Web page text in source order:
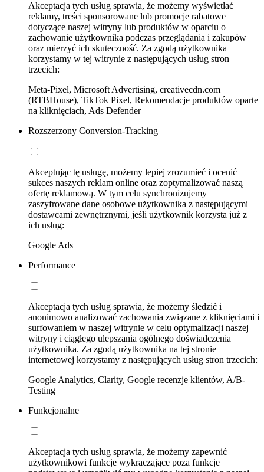
Akceptacja tych usług sprawia, że możemy wyświetlać
reklamy, treści sponsorowane lub promocje rabatowe
dotyczące naszej witryny lub produktów w oparciu o
zachowanie użytkownika podczas przeglądania i zakupów
oraz mierzyć ich skuteczność. Za zgodą użytkownika
korzystamy w tej witrynie z następujących usług stron
trzecich:
Meta-Pixel, Microsoft Advertising, creativecdn.com
(RTBHouse), TikTok Pixel, Rekomendacje produktów oparte
na kliknięciach, Ads Defender
Rozszerzony Conversion-Tracking
Akceptując tę usługę, możemy lepiej zrozumieć i ocenić
sukces naszych reklam online oraz zoptymalizować naszą
ofertę reklamową. W tym celu synchronizujemy
zaszyfrowane dane osobowe użytkownika z następującymi
dostawcami zewnętrznymi, jeśli użytkownik korzysta już z
ich usług:
Google Ads
Performance
Akceptacja tych usług sprawia, że możemy śledzić i
anonimowo analizować zachowania związane z kliknięciami i
surfowaniem w naszej witrynie w celu optymalizacji naszej
witryny i ciągłego ulepszania ogólnego doświadczenia
użytkownika. Za zgodą użytkownika na tej stronie
internetowej korzystamy z następujących usług stron trzecich:
Google Analytics, Clarity, Google recenzje klientów, A/B-
Testing
Funkcjonalne
Akceptacja tych usług sprawia, że możemy zapewnić
użytkownikowi funkcje wykraczające poza funkcje